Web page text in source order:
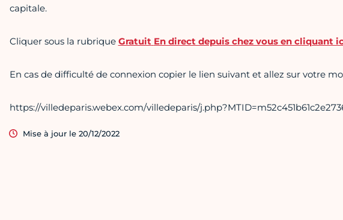
capitale.
Cliquer sous la rubrique Gratuit En direct depuis chez vous en cliquant
En cas de difficulté de connexion copier le lien suivant et allez sur votre
https://villedeparis.webex.com/villedeparis/
Mise à jour le 20/12/2022